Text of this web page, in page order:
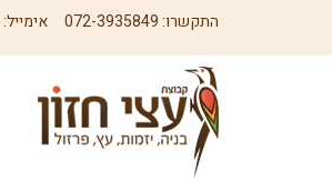
התקשרו:072-3935849 אימייל: